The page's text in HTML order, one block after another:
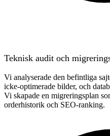
Teknisk audit och
Vi analyserade den befintliga
icke-optimerade bilder, och
Vi skapade en migreringsplan
orderhistorik och SEO-ranking.